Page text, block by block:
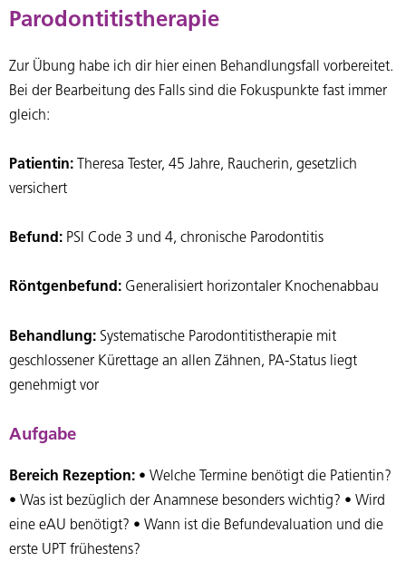
Parodontitistherapie
Zur Übung habe ich dir hier einen Behandlungsfall vorbereitet.
Bei der Bearbeitung des Falls sind die Fokuspunkte fast immer
gleich:
Patientin: Theresa Tester, 45 Jahre, Raucherin, gesetzlich
versichert
Befund: PSI Code 3 und 4, chronische Parodontitis
Röntgenbefund: Generalisiert horizontaler Knochenabbau
Behandlung: Systematische Parodontitistherapie mit
geschlossener Kürettage an allen Zähnen, PA-Status liegt
genehmigt vor
Aufgabe
Bereich Rezeption: • Welche Termine benötigt die Patientin?
• Was ist bezüglich der Anamnese besonders wichtig? • Wird
eine eAU benötigt? • Wann ist die Befundevaluation und die
erste UPT frühestens?